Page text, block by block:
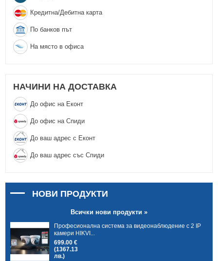
Кредитна/Дебитна карта
По банков път
На място в офиса
НАЧИНИ НА ДОСТАВКА
До офис на Еконт
До офис на Спиди
До ваш адрес с Еконт
До ваш адрес със Спиди
НОВИ ПРОДУКТИ
Всички нови продукти »
Професионална система за видеонаблюдение с 2 IP
камери HIKVI...
699.00 €
(1367.13
лв.)